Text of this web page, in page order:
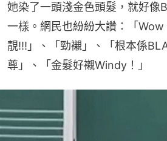
她染了一頭淺金色頭髮，就好像
一樣。網民也紛紛大讚：「Wow
靚!!!」、「勁襯」、「根本係
尊」、「金髮好襯Windy！」